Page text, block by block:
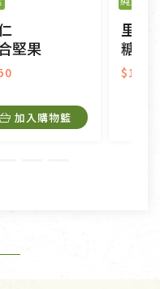
產品瑕疵無法讀取僅
或污損者。
口罩等私人消耗性產
除商品本身有瑕疵
外情事適用準
堅果
加入購物籃
里仁
糖霜
$120